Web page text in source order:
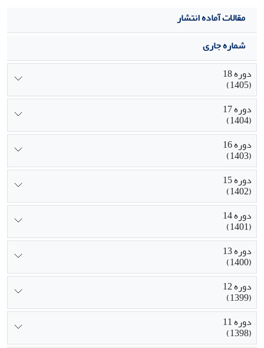
مقالات آماده انتشار
شماره جاری
دوره 18
(1405)
دوره 17
(1404)
دوره 16
(1403)
دوره 15
(1402)
دوره 14
(1401)
دوره 13
(1400)
دوره 12
(1399)
دوره 11
(1398)